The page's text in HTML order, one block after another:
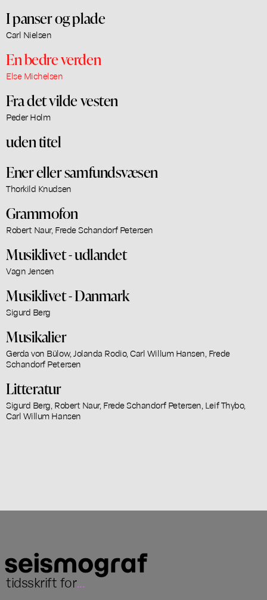
I panser og plade
Carl Nielsen
En bedre verden
Else Michelsen
Fra det vilde vesten
Peder Holm
uden titel
Ener eller samfundsvæsen
Thorkild Knudsen
Grammofon
Robert Naur, Frede Schandorf Petersen
Musiklivet - udlandet
Vagn Jensen
Musiklivet - Danmark
Sigurd Berg
Musikalier
Gerda von Bülow, Jolanda Rodio, Carl Willum Hansen, Frede
Schandorf Petersen
Litteratur
Sigurd Berg, Robert Naur, Frede Schandorf Petersen, Leif Thybo,
Carl Willum Hansen
tidsskrift for...